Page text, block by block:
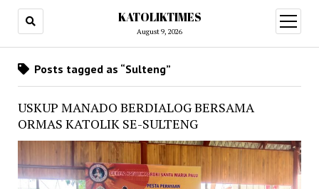
KATOLIKTIMES
August 9, 2026
open
menu
Posts tagged as “Sulteng”
USKUP MANADO BERDIALOG BERSAMA
ORMAS KATOLIK SE-SULTENG